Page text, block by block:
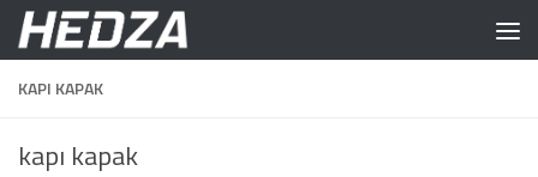
Skip to content
KAPI KAPAK
kapı kapak